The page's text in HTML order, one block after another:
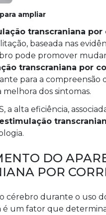
ampliar
transcraniana
baseada nas
pode promover
transcraniana por
para a compreensão
dos sintomas.
a alta eficiência,
DO
POR
cérebro durante o uso
é um fator que